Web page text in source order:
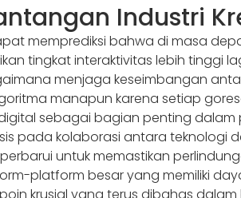
Industri
memprediksi bahwa di masa
tingkat interaktivitas lebih tinggi
menjaga keseimbangan
manapun karena setiap
digital sebagai bagian penting
pada kolaborasi antara teknologi
untuk memastikan
platform besar yang memiliki